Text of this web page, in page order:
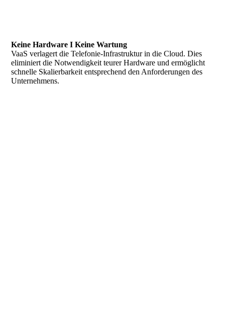
Keine Hardware I Keine Wartung
VaaS verlagert die Telefonie-Infrastruktur in die Cloud. Dies
eliminiert die Notwendigkeit teurer Hardware und ermöglicht
schnelle Skalierbarkeit entsprechend den Anforderungen des
Unternehmens.